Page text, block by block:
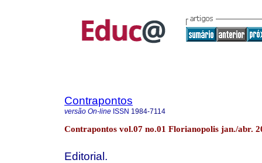
Contrapontos
versão On-line ISSN 1984-7114
Contrapontos vol.07 no.01 Florianopolis jan./abr.
Editorial.